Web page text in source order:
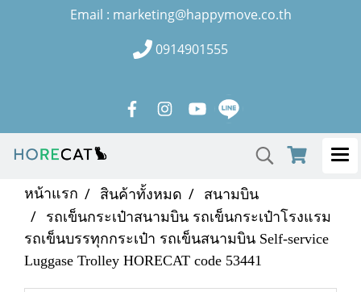
Email : marketing@happymove.co.th
0914901555
หน้าแรก สินค้าทั้งหมด
สนามบิน
รถเข็นกระเป๋าสนามบิน รถเข็นกระเป๋าโรงแรม
รถเข็นบรรทุกกระเป๋า รถเข็นสนามบิน Self-service
Luggase Trolley HORECAT code 53441